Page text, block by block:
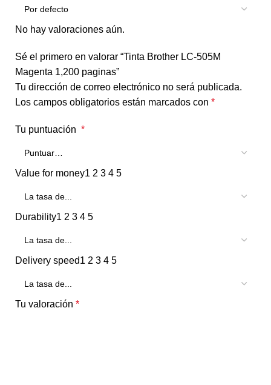
No hay valoraciones aún.
Sé el primero en valorar “Tinta Brother LC-505M
Magenta 1,200 paginas”
Tu dirección de correo electrónico no será publicada.
Los campos obligatorios están marcados con *
Tu puntuación *
Value for money1 2 3 4 5
Durability1 2 3 4 5
Delivery speed1 2 3 4 5
Tu valoración *